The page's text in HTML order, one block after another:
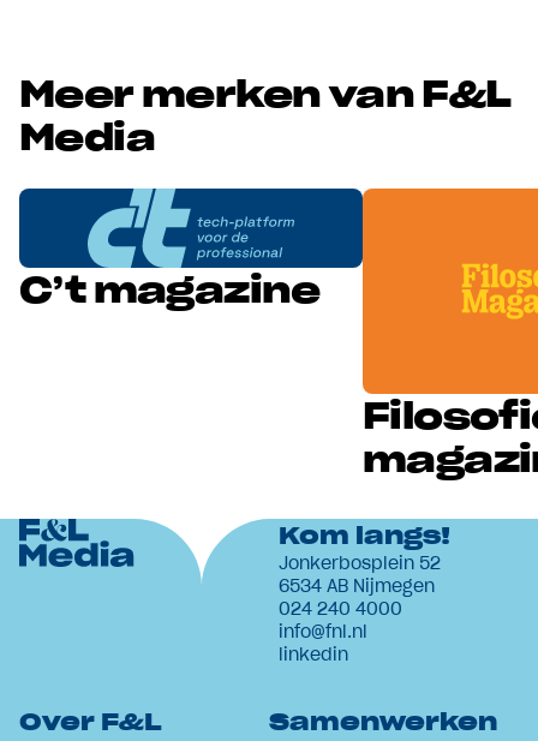
Meer merken van F&L
Media
C’t magazine
Kom langs!
Jonkerbosplein 52
6534 AB Nijmegen
024 240 4000
info@fnl.nl
linkedin
Over F&L Samenwerken